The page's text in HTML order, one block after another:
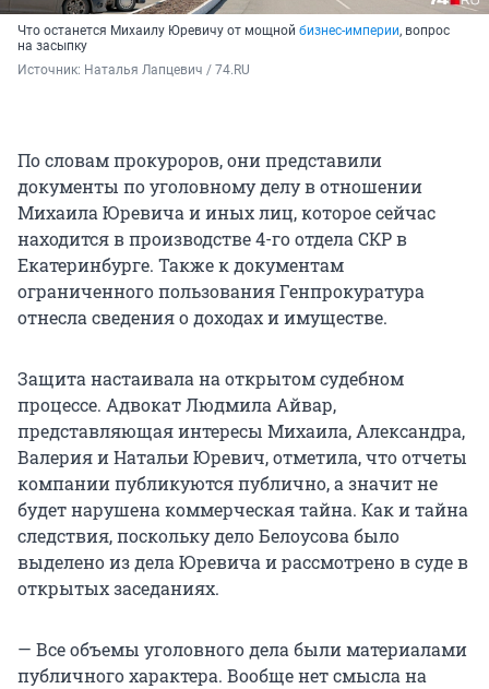
Что останется Михаилу Юревичу от мощной бизнес-империи, вопрос
на засыпку
Источник: Наталья Лапцевич / 74.RU
По словам прокуроров, они представили
документы по уголовному делу в отношении
Михаила Юревича и иных лиц, которое сейчас
находится в производстве 4-го отдела СКР в
Екатеринбурге. Также к документам
ограниченного пользования Генпрокуратура
отнесла сведения о доходах и имуществе.
Защита настаивала на открытом судебном
процессе. Адвокат Людмила Айвар,
представляющая интересы Михаила, Александра,
Валерия и Натальи Юревич, отметила, что отчеты
компании публикуются публично, а значит не
будет нарушена коммерческая тайна. Как и тайна
следствия, поскольку дело Белоусова было
выделено из дела Юревича и рассмотрено в суде в
открытых заседаниях.
— Все объемы уголовного дела были материалами
публичного характера. Вообще нет смысла на